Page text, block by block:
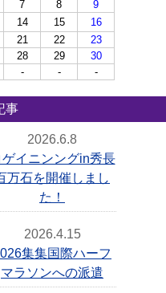
7 8
9
14 15
16
21 22
23
28 29
30
- - -
事
2026.6.8
ゲイニンングin秀長
万石を開催しまし
た！
2026.4.15
集集国際ハーフ
マラソンへの派遣